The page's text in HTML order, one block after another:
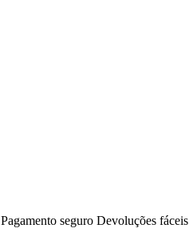
Pagamento seguro Devoluções fáceis